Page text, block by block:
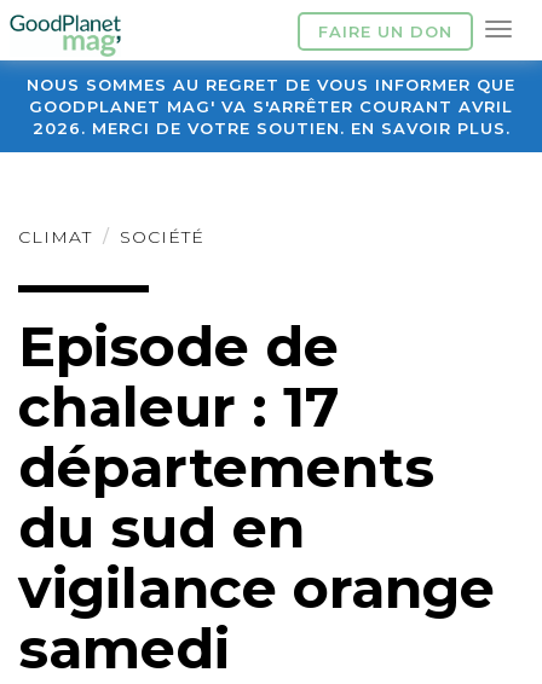
FAIRE UN DON
NOUS SOMMES AU REGRET DE VOUS INFORMER QUE
GOODPLANET MAG' VA S'ARRÊTER COURANT AVRIL
2026. MERCI DE VOTRE SOUTIEN. EN SAVOIR PLUS.
CLIMAT SOCIÉTÉ
Episode de
chaleur : 17
départements
du sud en
vigilance orange
samedi